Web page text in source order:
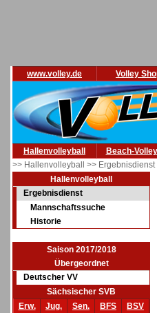
www.volley.de Volley
Hallenvolleyball Beach-
>> Hallenvolleyball >> Ergebnisdienst
Hallenvolleyball
Ergebnisdienst
Mannschaftssuche
Historie
Saison 2017/2018
Übergeordnet
Deutscher VV
Sächsischer SVB
Erw.
Jug. Sen. BFS
BSV